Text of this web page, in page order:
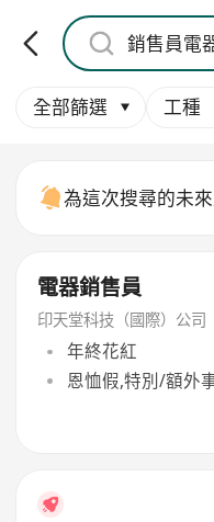
全部篩選 工種
為這次搜尋的未
電器銷售員
印天堂科技（國際）公司
年終花紅
恩恤假,特別/額外